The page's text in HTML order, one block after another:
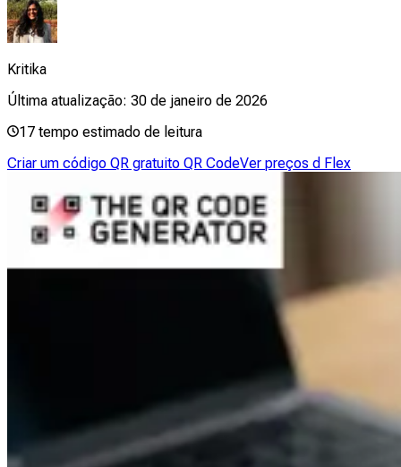
Kritika
Última atualização: 30 de janeiro de 2026
17 tempo estimado de leitura
Criar um código QR gratuito QR CodeVer preços d Flex